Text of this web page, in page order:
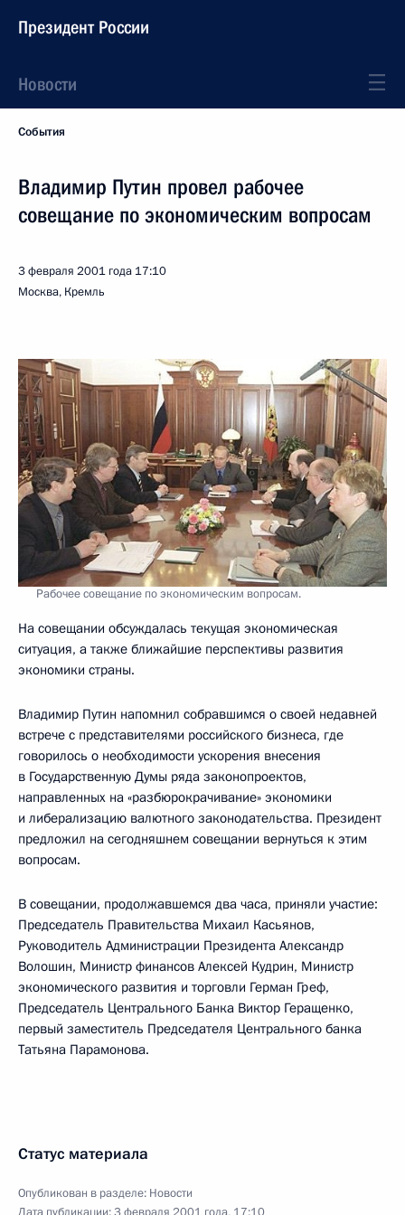
Президент России
Новости
События
Владимир Путин провел рабочее
совещание по экономическим вопросам
3 февраля 2001 года 17:10
Москва, Кремль
Рабочее совещание по экономическим вопросам.
На совещании обсуждалась текущая экономическая
ситуация, а также ближайшие перспективы развития
экономики страны.
Владимир Путин напомнил собравшимся о своей недавней
встрече с представителями российского бизнеса, где
говорилось о необходимости ускорения внесения
в Государственную Думы ряда законопроектов,
направленных на «разбюрокрачивание» экономики
и либерализацию валютного законодательства. Президент
предложил на сегодняшнем совещании вернуться к этим
вопросам.
В совещании, продолжавшемся два часа, приняли участие:
Председатель Правительства Михаил Касьянов,
Руководитель Администрации Президента Александр
Волошин, Министр финансов Алексей Кудрин, Министр
экономического развития и торговли Герман Греф,
Председатель Центрального Банка Виктор Геращенко,
первый заместитель Председателя Центрального банка
Татьяна Парамонова.
Статус материала
Опубликован в разделе: Новости